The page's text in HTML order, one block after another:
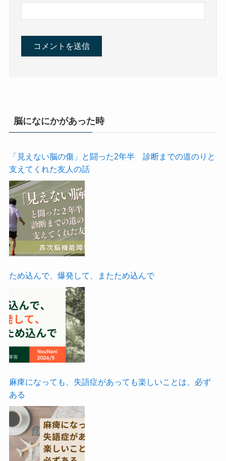
脳になにかがあった時
「見えない脳の傷」と闘った2年半 診断までの道のりと
支えてくれた友人の話
ため込んで、爆発して、またため込んで
麻痺になっても、失語症があっても楽しいことは、必ず
ある